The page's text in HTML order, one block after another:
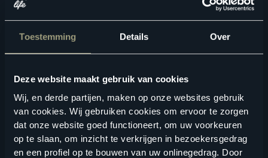
Toestemming Details Over
Deze website maakt gebruik van cookies
Wij, en derde partijen, maken op onze websites gebruik
van cookies. Wij gebruiken cookies om ervoor te zorgen
dat onze website goed functioneert, om uw voorkeuren
op te slaan, om inzicht te verkrijgen in bezoekersgedrag
en een profiel op te bouwen van uw onlinegedrag. Door